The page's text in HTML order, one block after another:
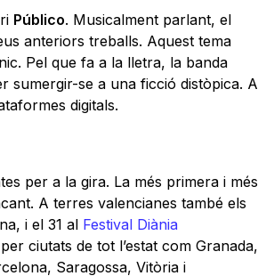
Público. Musicalment parlant, el
anteriors treballs. Aquest tema
Pel que fa a la lletra, la banda
sumergir-se a una ficció distòpica. A
digitals.
per a la gira. La més primera i més
A terres valencianes també els
i el 31 al Festival Diània
ciutats de tot l’estat com Granada,
Saragossa, Vitòria i